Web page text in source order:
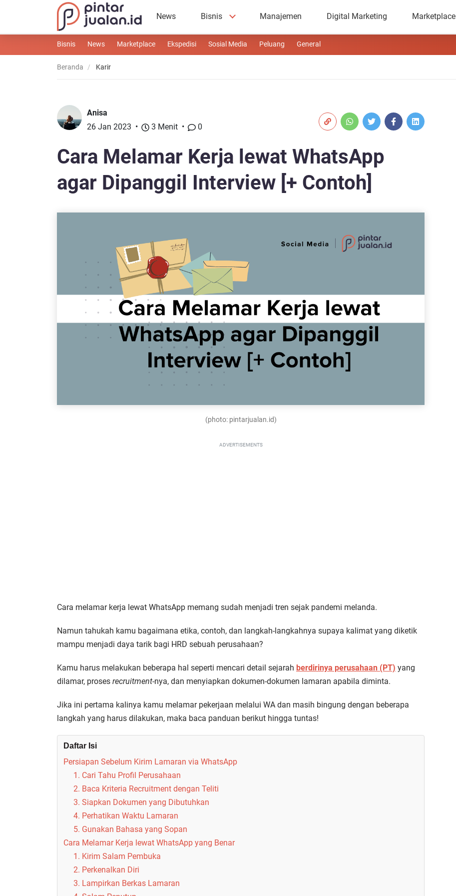
News Bisnis Manajemen Digital Marketing Marketplace
Bisnis News Marketplace Ekspedisi Sosial Media Peluang General
Beranda Karir
Cara Melamar Kerja lewat WhatsApp
agar Dipanggil Interview [+ Contoh]
Anisa
26 Jan 2023
3 Menit 0
(photo: pintarjualan.id)
ADVERTISEMENTS
Cara melamar kerja lewat WhatsApp memang sudah menjadi tren sejak pandemi melanda.
Namun tahukah kamu bagaimana etika, contoh, dan langkah-langkahnya supaya kalimat yang diketik
mampu menjadi daya tarik bagi HRD sebuah perusahaan?
Kamu harus melakukan beberapa hal seperti mencari detail sejarah berdirinya perusahaan (PT) yang
dilamar, proses recruitment-nya, dan menyiapkan dokumen-dokumen lamaran apabila diminta.
Jika ini pertama kalinya kamu melamar pekerjaan melalui WA dan masih bingung dengan beberapa
langkah yang harus dilakukan, maka baca panduan berikut hingga tuntas!
Daftar Isi
Persiapan Sebelum Kirim Lamaran via WhatsApp
1. Cari Tahu Profil Perusahaan
2. Baca Kriteria Recruitment dengan Teliti
3. Siapkan Dokumen yang Dibutuhkan
4. Perhatikan Waktu Lamaran
5. Gunakan Bahasa yang Sopan
Cara Melamar Kerja lewat WhatsApp yang Benar
1. Kirim Salam Pembuka
2. Perkenalkan Diri
3. Lampirkan Berkas Lamaran